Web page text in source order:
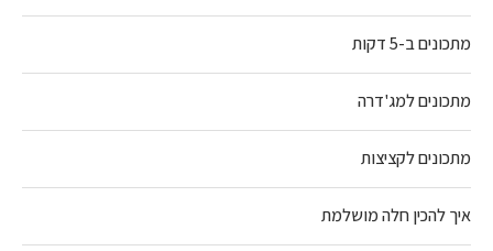
מתכונים ב-5 דקות
מתכונים למג'דרה
מתכונים לקציצות
איך להכין חלה מושלמת